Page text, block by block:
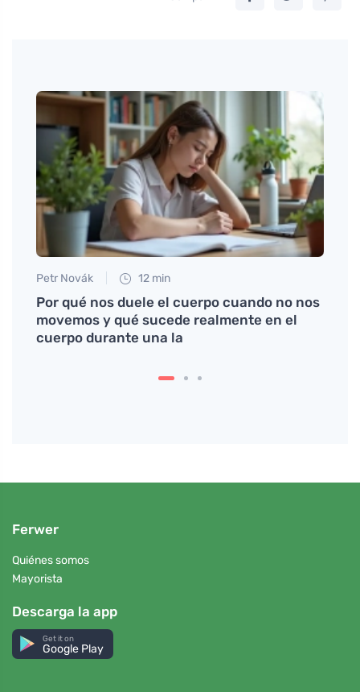
Petr Novák 12 min
Por qué nos duele el cuerpo cuando no nos
movemos y qué sucede realmente en el
cuerpo durante una la
Ferwer
Quiénes somos
Mayorista
Descarga la app
Get it on
Google Play